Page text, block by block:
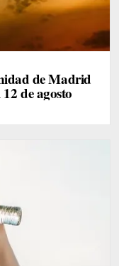
de Madrid
de agosto